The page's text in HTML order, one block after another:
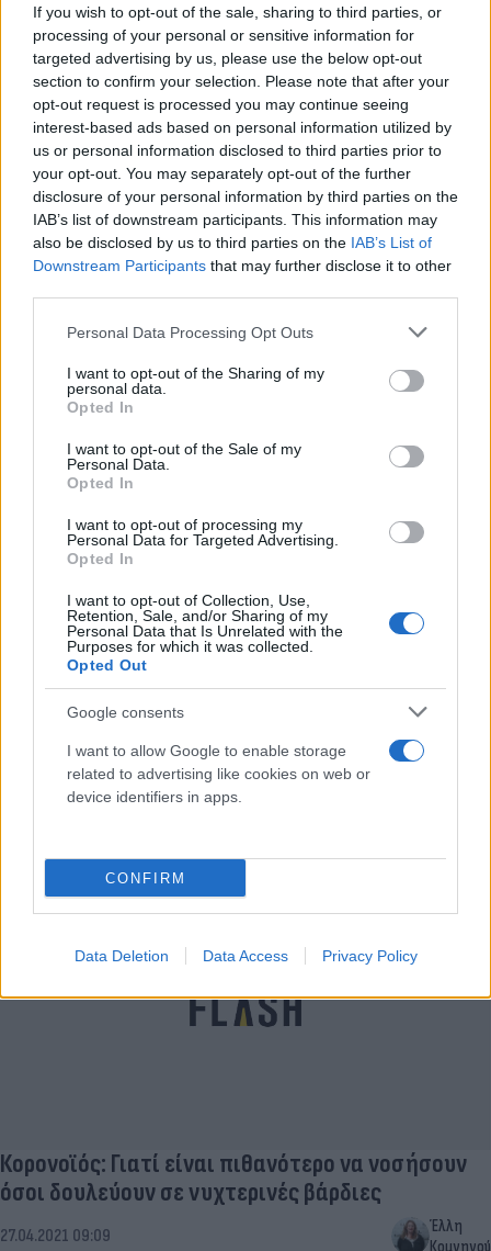
If you wish to opt-out of the sale, sharing to third parties, or
processing of your personal or sensitive information for
targeted advertising by us, please use the below opt-out
section to confirm your selection. Please note that after your
opt-out request is processed you may continue seeing
interest-based ads based on personal information utilized by
us or personal information disclosed to third parties prior to
your opt-out. You may separately opt-out of the further
disclosure of your personal information by third parties on the
IAB’s list of downstream participants. This information may
also be disclosed by us to third parties on the IAB’s List of
Downstream Participants that may further disclose it to other
Please note that this website/app uses one or more Google
not limited to your visit or usage behaviour. You may click to
grant or deny consent to Google and its third-party tags to
use your data for below specified purposes in below Google
consent section.
Personal Data Processing Opt Outs
I want to opt-out of the Sharing of my
personal data.
Opted In
I want to opt-out of the Sale of my
Personal Data.
Opted In
I want to opt-out of processing my
Personal Data for Targeted Advertising.
Opted In
I want to opt-out of Collection, Use,
Retention, Sale, and/or Sharing of my
Personal Data that Is Unrelated with the
Purposes for which it was collected.
Opted Out
Google consents
I want to allow Google to enable storage
related to advertising like cookies on web or
device identifiers in apps.
CONFIRM
Data Deletion Data Access Privacy Policy
ΚΚΕ: Πρόταση για μέτρα προστασίας των
εργαζομένων από τον καύσωνα
29.07.2021 18:52
Γιώργος
Δημητρόπουλος
Πανελλήνιες Εξετάσεις 2021: Δείτε όλα τα μέτρα
προστασίας από τον κορονοϊό
Γιαννακού
Κορονοϊός: Γιατί είναι πιθανότερο να νοσήσουν
όσοι δουλεύουν σε νυχτερινές βάρδιες
27.04.2021 09:09
Έλλη
Κομνηνού